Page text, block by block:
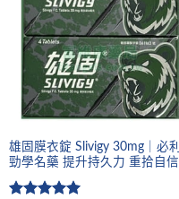
雄固膜衣錠 Slivigy 30mg｜必利
勁學名藥 提升持久力 重拾自信